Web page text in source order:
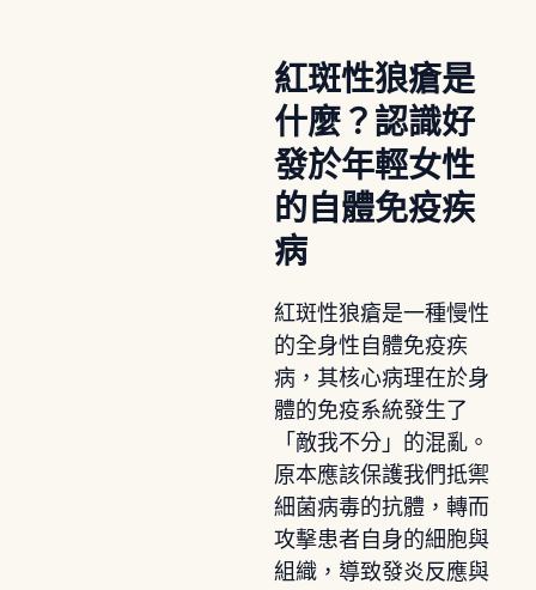
紅斑性狼瘡是
什麼？認識好
發於年輕女性
的自體免疫疾
病
紅斑性狼瘡是一種慢性
的全身性自體免疫疾
病，其核心病理在於身
體的免疫系統發生了
「敵我不分」的混亂。
原本應該保護我們抵禦
細菌病毒的抗體，轉而
攻擊患者自身的細胞與
組織，導致發炎反應與